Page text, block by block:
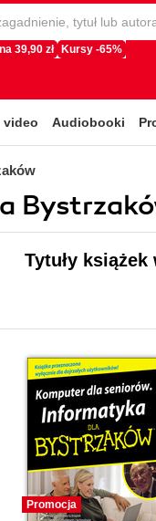
39,90 zł Kursy -65%
video Audiobooki
Tytuły
Promocja